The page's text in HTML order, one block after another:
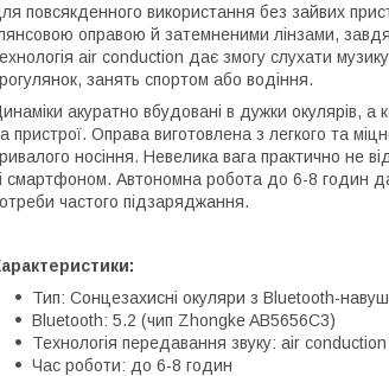
повсякденного використання без зайвих
оправою й затемненими лінзами,
air conduction дає змогу слухати
занять спортом або водіння.
акуратно вбудовані в дужки окулярів,
пристрої. Оправа виготовлена з легкого та
носіння. Невелика вага практично не
смартфоном. Автономна робота до 6-8 годин
частого підзаряджання.
Тип: Сонцезахисні окуляри з Bluetooth-
Bluetooth: 5.2 (чип Zhongke AB5656C3)
Технологія передавання звуку: air conduction
Час роботи: до 6-8 годин